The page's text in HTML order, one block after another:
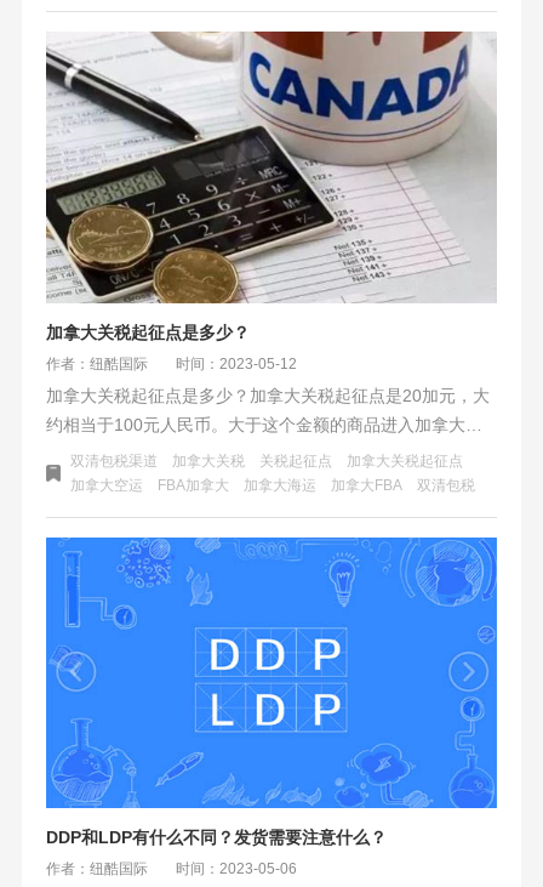
加拿大关税起征点是多少？
作者：纽酷国际 时间：2023-05-12
加拿大关税起征点是多少？加拿大关税起征点是20加元，大
约相当于100元人民币。大于这个金额的商品进入加拿大海
关需要缴纳关税。无论是走快递、空运、海运，一般做跨境
电商发货到加拿大会超过这个起征点。
双清包税渠道 加拿大关税 关税起征点
加拿大关税起征点
加拿大空运
FBA加拿大 加拿大海运 加拿大FBA 双清包税
DDP和LDP有什么不同？发货需要注意什么？
作者：纽酷国际 时间：2023-05-06